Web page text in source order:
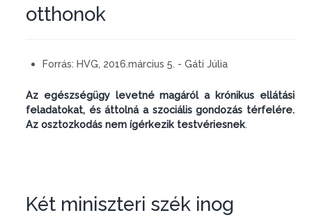
otthonok
Forrás: HVG, 2016.március 5. - Gáti Júlia
Az egészségügy levetné magáról a krónikus ellátási
feladatokat, és áttolná a szociális gondozás térfelére.
Az osztozkodás nem ígérkezik testvériesnek.
Két miniszteri szék inog